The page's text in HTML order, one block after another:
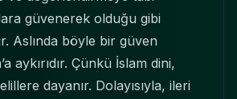
güvenerek olduğu gibi
Aslında böyle bir güven
aykırıdır. Çünkü İslam dini,
dayanır. Dolayısıyla, ileri